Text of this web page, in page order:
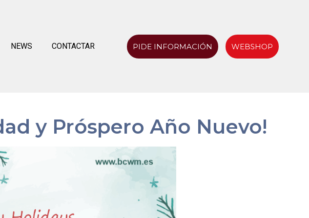
NEWS CONTACTAR PIDE INFORMACIÓN WEBSHOP
y Próspero Año Nuevo!